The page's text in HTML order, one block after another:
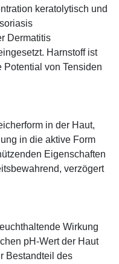
keratolytisch und
Dermatitis
Harnstoff ist
Potential von Tensiden
in der Haut,
in die aktive Form
Eigenschaften
verzögert
Wirkung
pH-Wert der Haut
Bestandteil des